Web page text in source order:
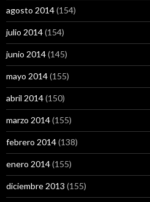
agosto 2014(154)
julio 2014(154)
junio 2014(145)
mayo 2014(155)
abril 2014(150)
marzo 2014(155)
febrero 2014(138)
enero 2014(155)
diciembre 2013 (155)